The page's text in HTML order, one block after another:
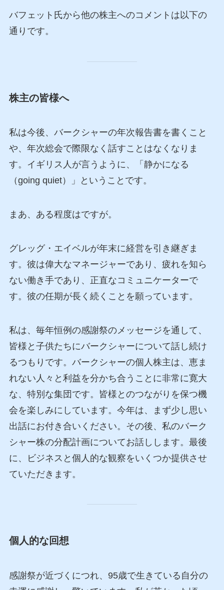
バフェット氏から他の株主へのコメントは以下の
通りです。
株主の皆様へ
私は今後、バークシャーの年次報告書を書くこと
や、年次総会で際限なく話すことはなくなりま
す。イギリス人が言うように、「静かになる
（going quiet）」ということです。
まあ、ある程度はですが。
グレッグ・エイベルが年末に経営を引き継ぎま
す。彼は偉大なマネージャーであり、疲れを知ら
ない働き手であり、正直なコミュニケーターで
す。彼の任期が長く続くことを願っています。
私は、毎年恒例の感謝祭のメッセージを通して、
皆様と子供たちにバークシャーについて話し続け
るつもりです。バークシャーの個人株主は、恵ま
れない人々と利益を分かち合うことに非常に寛大
な、特別な集団です。皆様とのつながりを保つ機
会を楽しみにしています。今年は、まず少し思い
出話にお付き合いください。その後、私のバーク
シャー株の分配計画についてお話しします。最後
に、ビジネスと個人的な観察をいくつか提供させ
ていただきます。
個人的な回想
感謝祭が近づくにつれ、95歳で生きている自分の